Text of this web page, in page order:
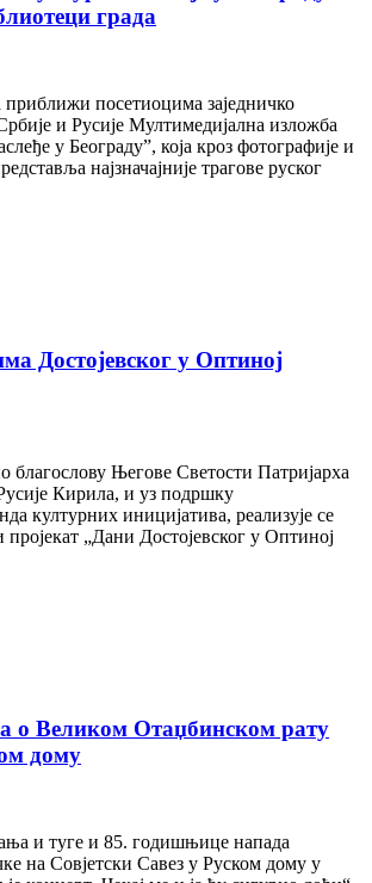
града
приближи посетиоцима заједничко
и Русије Мултимедијална изложба
у Београду”, која кроз фотографије и
најзначајније трагове руског
Достојевског у Оптиној
благослову Његове Светости Патријарха
Кирила, и уз подршку
културних иницијатива, реализује се
„Дани Достојевског у Оптиној
о Великом Отаџбинском рату
дому
и туге и 85. годишњице напада
на Совјетски Савез у Руском дому у